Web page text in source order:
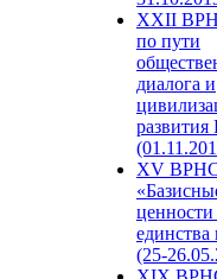
XXII
по пути
диалога и
развития
XV
единства
(25-